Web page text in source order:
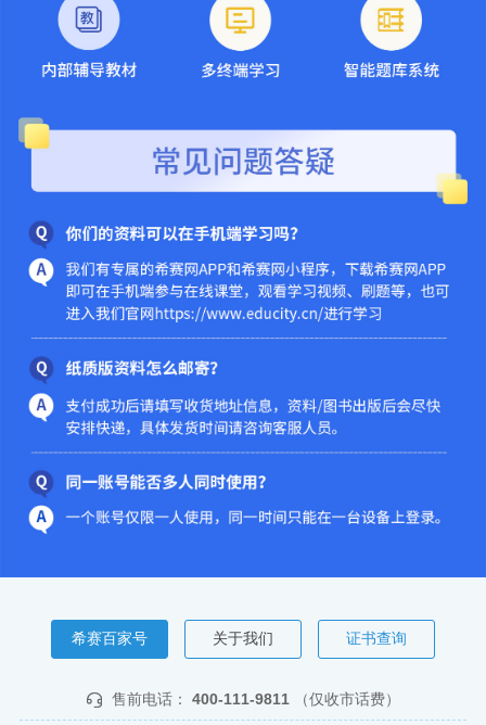
希赛百家号 关于我们 证书查询
售前电话： 400-111-9811 （仅收市话费）